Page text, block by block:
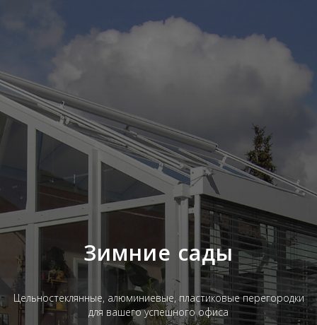
Зимние сады
Цельностеклянные, алюминиевые, пластиковые перегородки
для вашего успешного офиса